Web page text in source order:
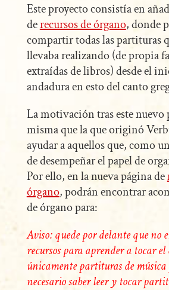
Este proyecto consistía en
derecursos de órgano, donde
compartir todas las partituras
llevaba realizando (de propia
extraídas de libros) desde el
andadura en esto del canto
La motivación tras este nuevo
misma que la que originó
ayudar a aquellos que, como
de desempeñar el papel de
Por ello, en la nueva página de
órgano, podrán encontrar
de órgano para:
Aviso: quede por delante que no
recursos para aprender a tocar
únicamente partituras de música
necesario saber leer y tocar